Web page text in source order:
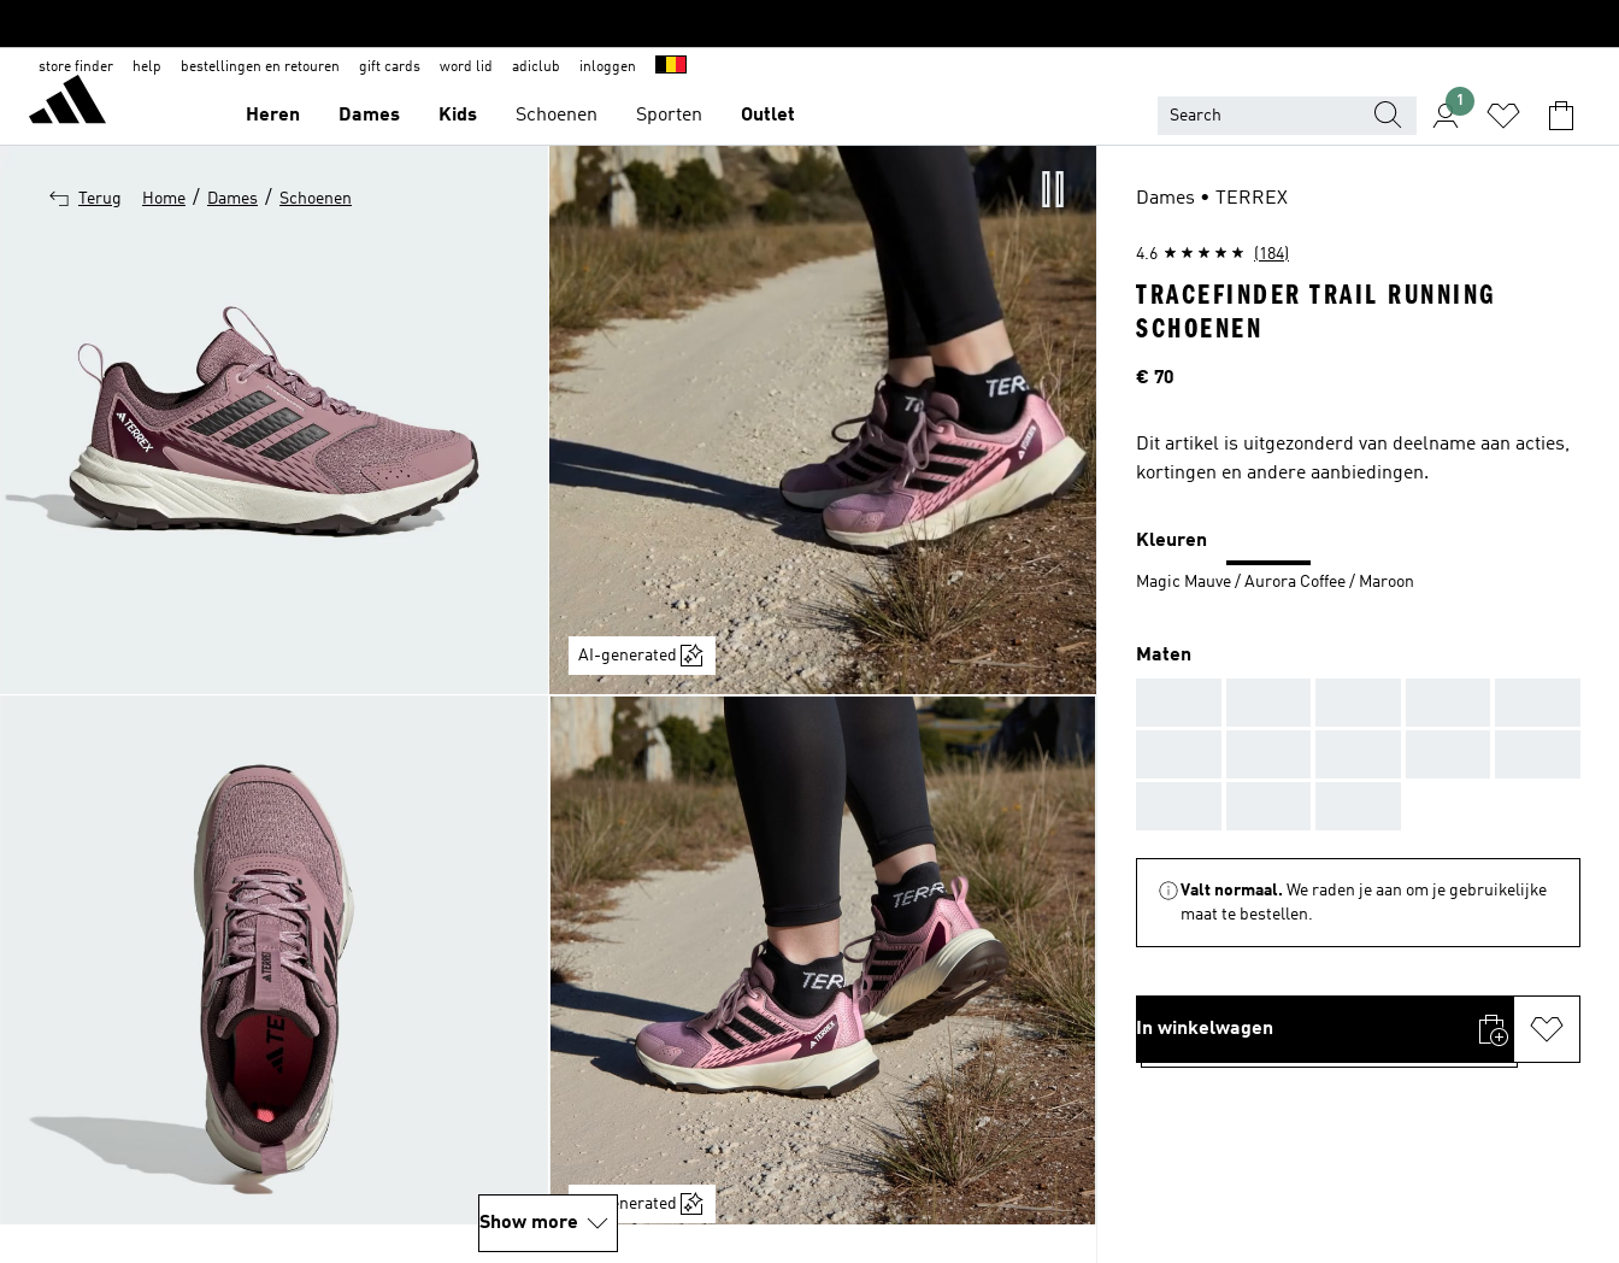
store finder help bestellingen en retouren gift cards word lid adiclub inloggen
Heren Dames Kids Schoenen Sporten Outlet
1
Terug Home / Dames / Schoenen
AI-generated
AI-generated
Show more
Dames • TERREX
4.6 (184)
TRACEFINDER TRAIL RUNNING
SCHOENEN
Price
€ 70
Dit artikel is uitgezonderd van deelname aan acties,
kortingen en andere aanbiedingen.
Kleuren
Magic Mauve / Aurora Coffee / Maroon
Maten
Valt normaal. We raden je aan om je gebruikelijke
maat te bestellen.
In winkelwagen